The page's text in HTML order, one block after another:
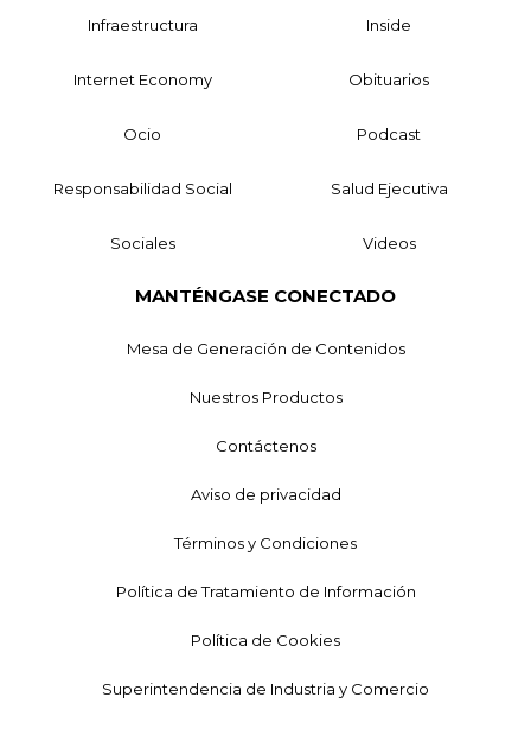
Infraestructura Inside
Internet Economy Obituarios
Ocio Podcast
Responsabilidad Social Salud Ejecutiva
Sociales Videos
MANTÉNGASE CONECTADO
Mesa de Generación de Contenidos
Nuestros Productos
Contáctenos
Aviso de privacidad
Términos y Condiciones
Política de Tratamiento de Información
Política de Cookies
Superintendencia de Industria y Comercio